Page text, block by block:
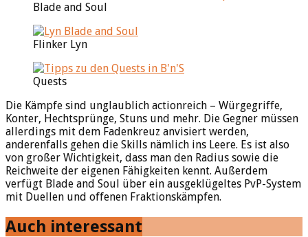
Blade and Soul
Flinker Lyn
Quests
Die Kämpfe sind unglaublich actionreich – Würgegriffe,
Konter, Hechtsprünge, Stuns und mehr. Die Gegner müssen
allerdings mit dem Fadenkreuz anvisiert werden,
anderenfalls gehen die Skills nämlich ins Leere. Es ist also
von großer Wichtigkeit, dass man den Radius sowie die
Reichweite der eigenen Fähigkeiten kennt. Außerdem
verfügt Blade and Soul über ein ausgeklügeltes PvP-System
mit Duellen und offenen Fraktionskämpfen.
Auch interessant